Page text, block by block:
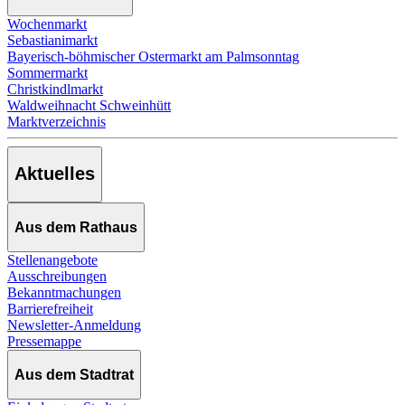
Wochenmarkt
Sebastianimarkt
Bayerisch-böhmischer Ostermarkt am Palmsonntag
Sommermarkt
Christkindlmarkt
Waldweihnacht Schweinhütt
Marktverzeichnis
Aktuelles
Aus dem Rathaus
Stellenangebote
Ausschreibungen
Bekanntmachungen
Barrierefreiheit
Newsletter-Anmeldung
Pressemappe
Aus dem Stadtrat